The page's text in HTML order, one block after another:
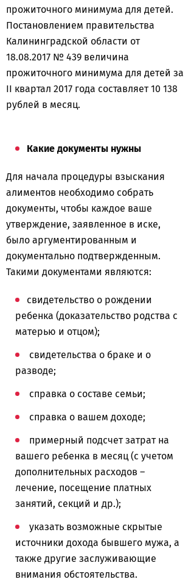
прожиточного минимума для детей.
Постановлением правительства
Калининградской области от
18.08.2017 № 439 величина
прожиточного минимума для детей за
II квартал 2017 года составляет 10 138
рублей в месяц.
Какие документы нужны
Для начала процедуры взыскания
алиментов необходимо собрать
документы, чтобы каждое ваше
утверждение, заявленное в иске,
было аргументированным и
документально подтвержденным.
Такими документами являются:
свидетельство о рождении
ребенка (доказательство родства с
матерью и отцом);
свидетельства о браке и о
разводе;
справка о составе семьи;
справка о вашем доходе;
примерный подсчет затрат на
вашего ребенка в месяц (с учетом
дополнительных расходов –
лечение, посещение платных
занятий, секций и др.);
указать возможные скрытые
источники дохода бывшего мужа, а
также другие заслуживающие
внимания обстоятельства.